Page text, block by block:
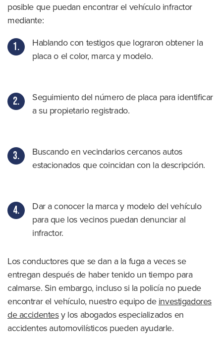
posible que puedan encontrar el vehículo infractor
mediante:
Hablando con testigos que lograron obtener la
placa o el color, marca y modelo.
Seguimiento del número de placa para identificar
a su propietario registrado.
Buscando en vecindarios cercanos autos
estacionados que coincidan con la descripción.
Dar a conocer la marca y modelo del vehículo
para que los vecinos puedan denunciar al
infractor.
Los conductores que se dan a la fuga a veces se
entregan después de haber tenido un tiempo para
calmarse. Sin embargo, incluso si la policía no puede
encontrar el vehículo, nuestro equipo de investigadores
de accidentesy los abogados especializados en
accidentes automovilísticos pueden ayudarle.